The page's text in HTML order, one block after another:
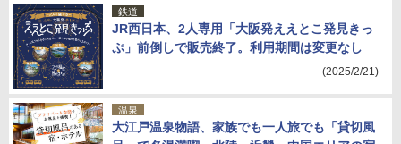
鉄道
JR西日本、2人専用「大阪発ええとこ発見きっ
ぷ」前倒しで販売終了。利用期間は変更なし
(2025/2/21)
温泉
大江戸温泉物語、家族でも一人旅でも「貸切風